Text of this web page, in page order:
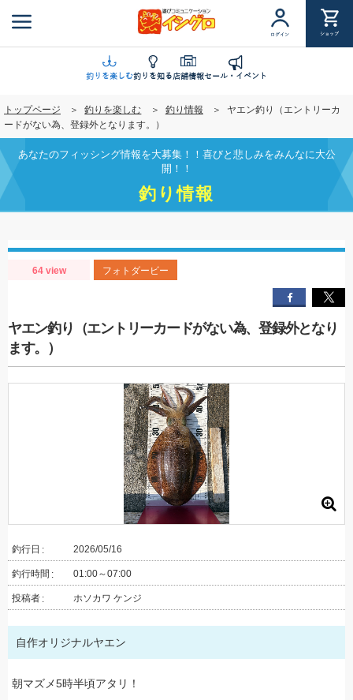
ン
移
動
ログイン ショップ
釣りを楽しむ釣りを知る店舗情報セール・イベント
トップページ 釣りを楽しむ 釣り情報
ヤエン釣り（エントリーカ
ードがない為、登録外となります。）
あなたのフィッシング情報を大募集！！喜びと悲しみをみんなに大公
開！！
釣り情報
64 view フォトダービー
ヤエン釣り（エントリーカードがない為、登録外となり
ます。）
釣行日 2026/05/16
釣行時間 01:00～07:00
投稿者 ホソカワ ケンジ
自作オリジナルヤエン
朝マズメ5時半頃アタリ！